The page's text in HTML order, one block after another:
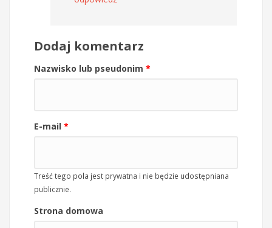
Dodaj komentarz
Nazwisko lub pseudonim *
E-mail *
Treść tego pola jest prywatna i nie będzie udostępniana
publicznie.
Strona domowa